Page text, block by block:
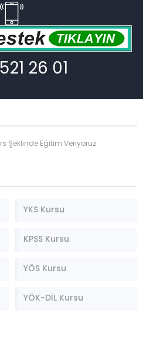
26 01
Şeklinde Eğitim Veriyoruz.
YKS Kursu
KPSS Kursu
YÖS Kursu
YÖK-DİL Kursu